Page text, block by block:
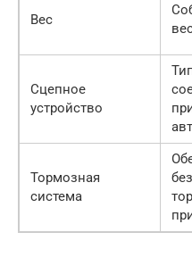
Вес
Сцепное
устройство
Тормозная
система